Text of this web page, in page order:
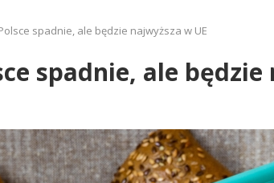
spadnie, ale będzie najwyższa w UE
spadnie, ale będzie